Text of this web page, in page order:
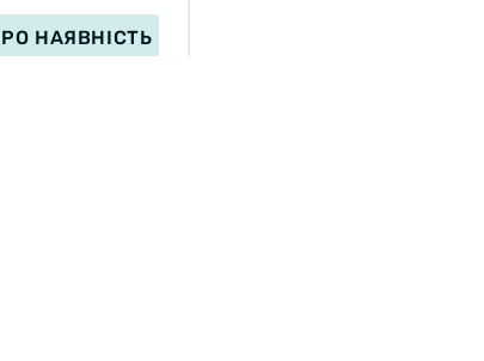
НАЯВНІСТЬ